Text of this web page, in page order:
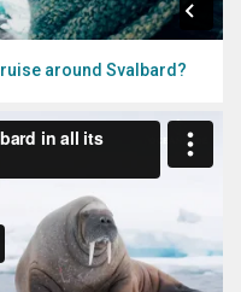
around Svalbard?